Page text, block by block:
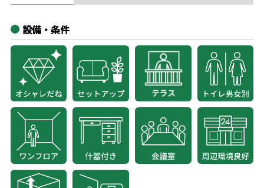
設備・条件